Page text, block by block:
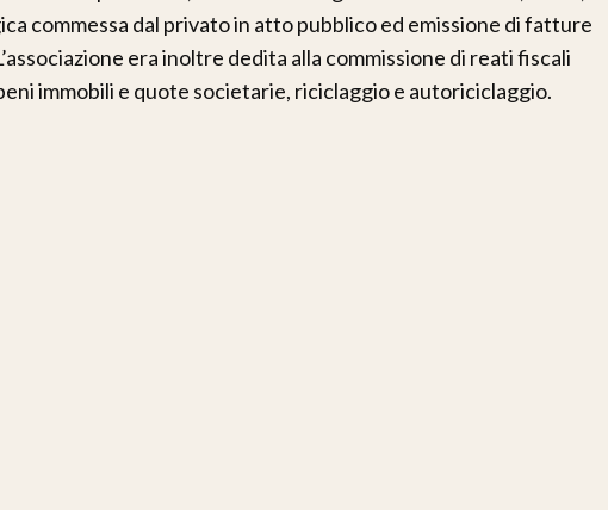
commessa dal privato in atto pubblico ed emissione di fatture
era inoltre dedita alla commissione di reati fiscali
immobili e quote societarie, riciclaggio e autoriciclaggio.